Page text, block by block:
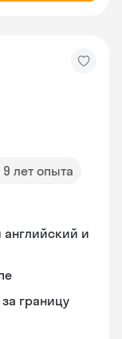
9 лет опыта
английский и
границу